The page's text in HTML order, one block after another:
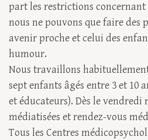
part les restrictions concernant
nous ne pouvons que faire des
avenir proche et celui des
humour.
Nous travaillons
sept enfants âgés entre 3 et 10
et éducateurs). Dès le vendredi
médiatisées et rendez-vous
Tous les Centres